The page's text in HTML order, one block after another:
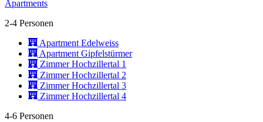
Apartments
2-4 Personen
Apartment Edelweiss
Apartment Gipfelstürmer
Zimmer Hochzillertal 1
Zimmer Hochzillertal 2
Zimmer Hochzillertal 3
Zimmer Hochzillertal 4
4-6 Personen